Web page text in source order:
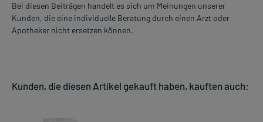
Bei diesen Beiträgen handelt es sich um Meinungen unserer
Kunden, die eine individuelle Beratung durch einen Arzt oder
Apotheker nicht ersetzen können.
Kunden, die diesen Artikel gekauft haben, kauften auch: